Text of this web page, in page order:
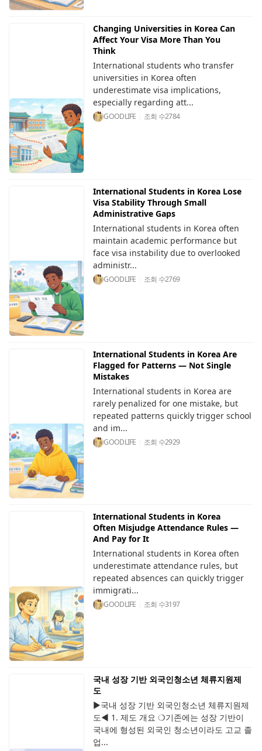
Changing Universities in Korea Can
Affect Your Visa More Than You
Think
International students who transfer
universities in Korea often
underestimate visa implications,
especially regarding att...
GOODLIFE 조회 수2784
International Students in Korea Lose
Visa Stability Through Small
Administrative Gaps
International students in Korea often
maintain academic performance but
face visa instability due to overlooked
administr...
GOODLIFE 조회 수2769
International Students in Korea Are
Flagged for Patterns — Not Single
Mistakes
International students in Korea are
rarely penalized for one mistake, but
repeated patterns quickly trigger school
and im...
GOODLIFE 조회 수2929
International Students in Korea
Often Misjudge Attendance Rules —
And Pay for It
International students in Korea often
underestimate attendance rules, but
repeated absences can quickly trigger
immigrati...
GOODLIFE 조회 수3197
국내 성장 기반 외국인청소년 체류지원제
도
▶국내 성장 기반 외국인청소년 체류지원제
도◀ 1. 제도 개요 ❍기존에는 성장 기반이
국내에 형성된 외국인 청소년이라도 고교 졸
업...